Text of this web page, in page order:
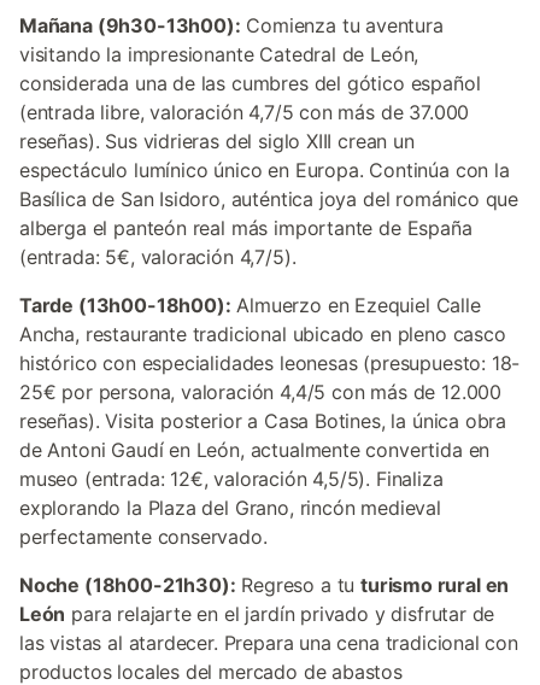
Mañana (9h30-13h00): Comienza tu aventura
visitando la impresionante Catedral de León,
considerada una de las cumbres del gótico español
(entrada libre, valoración 4,7/5 con más de 37.000
reseñas). Sus vidrieras del siglo XIII crean un
espectáculo lumínico único en Europa. Continúa con la
Basílica de San Isidoro, auténtica joya del románico que
alberga el panteón real más importante de España
(entrada: 5€, valoración 4,7/5).
Tarde (13h00-18h00): Almuerzo en Ezequiel Calle
Ancha, restaurante tradicional ubicado en pleno casco
histórico con especialidades leonesas (presupuesto: 18-
25€ por persona, valoración 4,4/5 con más de 12.000
reseñas). Visita posterior a Casa Botines, la única obra
de Antoni Gaudí en León, actualmente convertida en
museo (entrada: 12€, valoración 4,5/5). Finaliza
explorando la Plaza del Grano, rincón medieval
perfectamente conservado.
Noche (18h00-21h30): Regreso a tuturismo rural en
León para relajarte en el jardín privado y disfrutar de
las vistas al atardecer. Prepara una cena tradicional con
productos locales del mercado de abastos